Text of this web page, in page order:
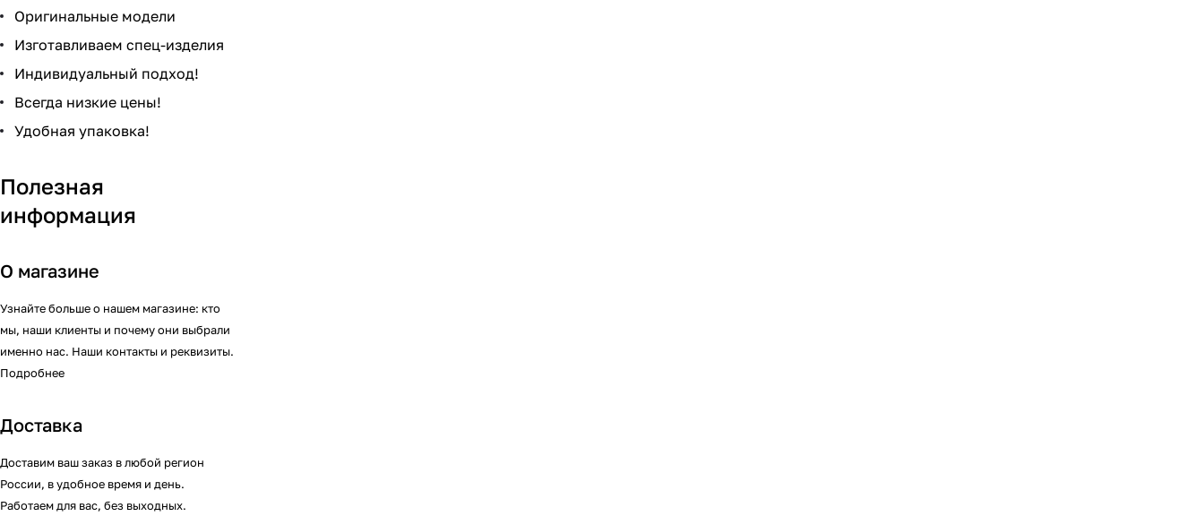
Оригинальные модели
Изготавливаем спец-изделия
Индивидуальный подход!
Всегда низкие цены!
Удобная упаковка!
Полезная
информация
О магазине
Узнайте больше о нашем магазине: кто
мы, наши клиенты и почему они выбрали
именно нас. Наши контакты и реквизиты.
Подробнее
Доставка
Доставим ваш заказ в любой регион
России, в удобное время и день.
Работаем для вас, без выходных.